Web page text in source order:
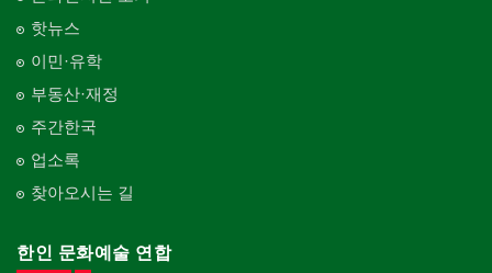
핫뉴스
이민·유학
부동산·재정
주간한국
업소록
찾아오시는 길
한인 문화예술 연합